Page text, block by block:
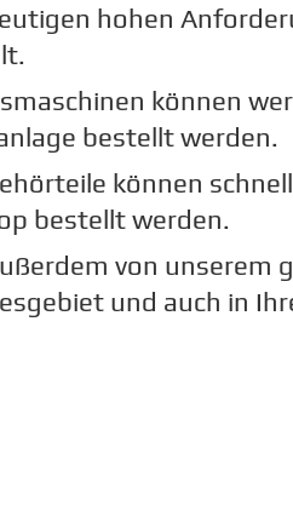
hohen
können
bestellt werden.
können
bestellt werden.
von unserem
und auch in